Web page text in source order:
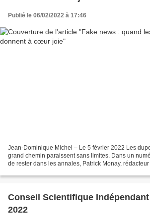
Publié le 06/02/2022 à 17:46
Jean-Dominique Michel – Le 5 février 2022 Les
grand chemin paraissent sans limites. Dans un
de rester dans les annales, Patrick Monay,
Conseil Scientifique
2022